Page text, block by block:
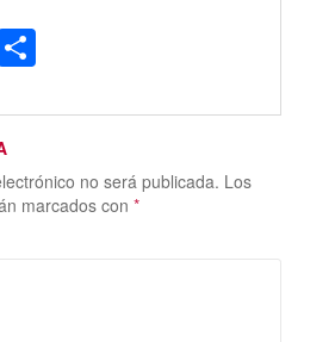
m
p
ar no será publicada. Los
marcados con *